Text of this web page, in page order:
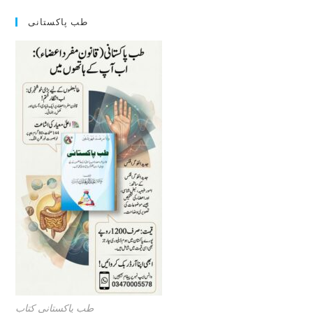
طب پاکستانی
طب پاکستانی کتاب